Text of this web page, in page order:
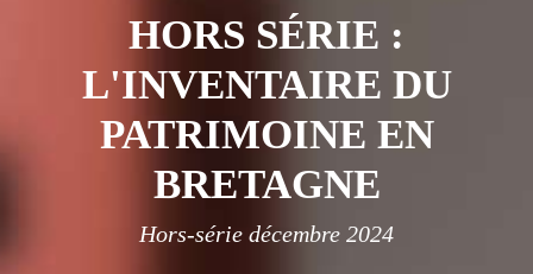
HORS SÉRIE :
L'INVENTAIRE DU
PATRIMOINE EN
BRETAGNE
Hors-série décembre 2024